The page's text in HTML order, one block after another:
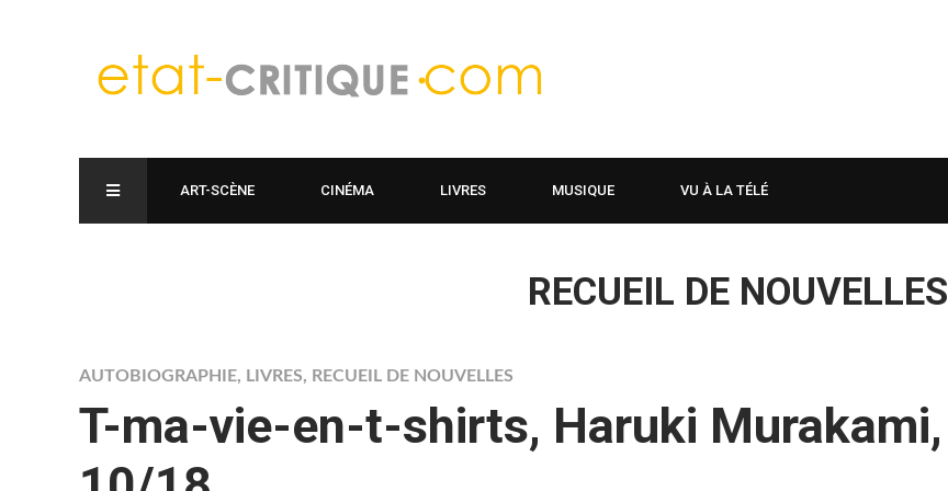
ART-SCÈNE CINÉMA LIVRES MUSIQUE VU À LA TÉLÉ
RECUEIL DE NOUVELLES
AUTOBIOGRAPHIE, LIVRES, RECUEIL DE NOUVELLES
T-ma-vie-en-t-shirts, Haruki Murakami,